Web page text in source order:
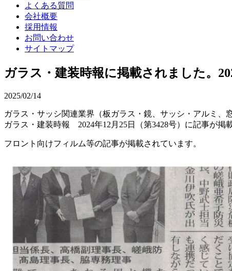
よくある質問
会社概要
採用情報
お問い合わせ
サイトマップ
ガラス・建装時報に掲載されました。
2025/02/14
ガラス・サッシ関連業界（板ガラス・鏡、サッシ・アルミ
ガラス・建装時報 2024年12月25日（第3428号）に記事が掲
フロント向けフィルム等の記事が掲載されています。